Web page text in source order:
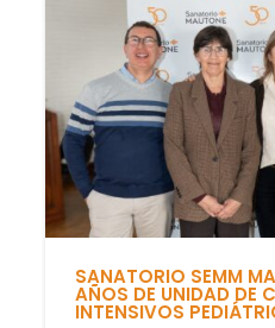
SANATORIO SEMM
AÑOS DE UNIDAD DE
INTENSIVOS